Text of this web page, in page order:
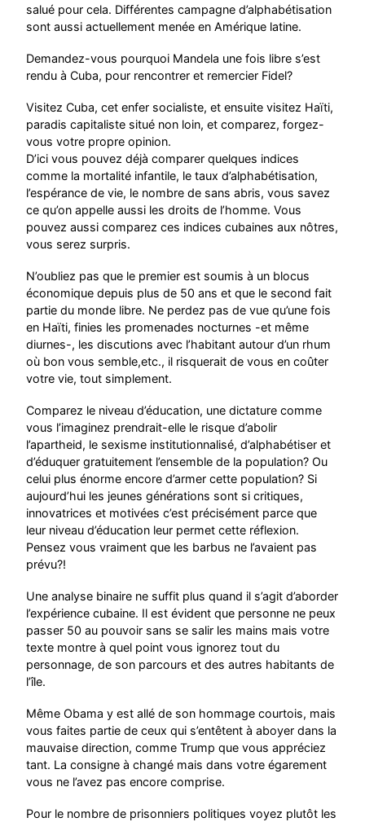
salué pour cela. Différentes campagne d’alphabétisation
sont aussi actuellement menée en Amérique latine.
Demandez-vous pourquoi Mandela une fois libre s’est
rendu à Cuba, pour rencontrer et remercier Fidel?
Visitez Cuba, cet enfer socialiste, et ensuite visitez Haïti,
paradis capitaliste situé non loin, et comparez, forgez-
vous votre propre opinion.
D’ici vous pouvez déjà comparer quelques indices
comme la mortalité infantile, le taux d’alphabétisation,
l’espérance de vie, le nombre de sans abris, vous savez
ce qu’on appelle aussi les droits de l’homme. Vous
pouvez aussi comparez ces indices cubaines aux nôtres,
vous serez surpris.
N’oubliez pas que le premier est soumis à un blocus
économique depuis plus de 50 ans et que le second fait
partie du monde libre. Ne perdez pas de vue qu’une fois
en Haïti, finies les promenades nocturnes -et même
diurnes-, les discutions avec l’habitant autour d’un rhum
où bon vous semble,etc., il risquerait de vous en coûter
votre vie, tout simplement.
Comparez le niveau d’éducation, une dictature comme
vous l’imaginez prendrait-elle le risque d’abolir
l’apartheid, le sexisme institutionnalisé, d’alphabétiser et
d’éduquer gratuitement l’ensemble de la population? Ou
celui plus énorme encore d’armer cette population? Si
aujourd’hui les jeunes générations sont si critiques,
innovatrices et motivées c’est précisément parce que
leur niveau d’éducation leur permet cette réflexion.
Pensez vous vraiment que les barbus ne l’avaient pas
prévu?!
Une analyse binaire ne suffit plus quand il s’agit d’aborder
l’expérience cubaine. Il est évident que personne ne peux
passer 50 au pouvoir sans se salir les mains mais votre
texte montre à quel point vous ignorez tout du
personnage, de son parcours et des autres habitants de
l’île.
Même Obama y est allé de son hommage courtois, mais
vous faites partie de ceux qui s’entêtent à aboyer dans la
mauvaise direction, comme Trump que vous appréciez
tant. La consigne à changé mais dans votre égarement
vous ne l’avez pas encore comprise.
Pour le nombre de prisonniers politiques voyez plutôt les